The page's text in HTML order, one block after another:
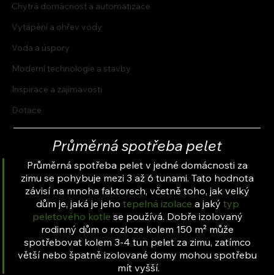
Chytrá domácnost a automatizace
Vytápění a ohřev vody
Voda a úspory
Moderní technologie a stavby
Inspirace a zajímavosti
Dotace
Průměrná spotřeba pelet
Průměrná spotřeba pelet v jedné domácnosti za
zimu se pohybuje mezi 3 až 6 tunami. Tato hodnota
závisí na mnoha faktorech, včetně toho, jak velký
dům je, jaká je jeho tepelná izolace a jaký typ
peletového kotle se používá. Dobře izolovaný
rodinný dům o rozloze kolem 150 m² může
spotřebovat kolem 3-4 tun pelet za zimu, zatímco
větší nebo špatně izolované domy mohou spotřebu
mít vyšší.